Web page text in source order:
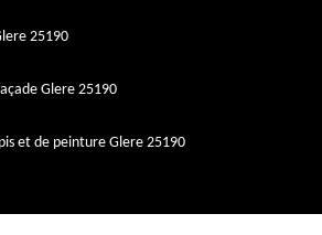
25190
Glere 25190
et de peinture Glere 25190